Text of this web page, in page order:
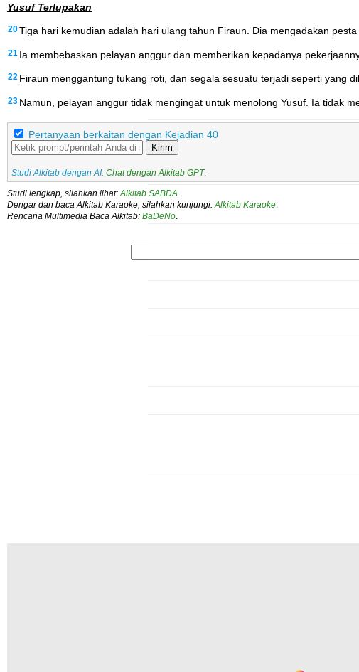
Yusuf Terlupakan
20Tiga hari kemudian adalah hari ulang tahun Firaun. Dia mengadakan
21 Ia membebaskan pelayan anggur dan memberikan kepadanya
22 Firaun menggantung tukang roti, dan segala sesuatu terjadi seperti yang
23 Namun, pelayan anggur tidak mengingat untuk menolong Yusuf. Ia tidak
Pertanyaan berkaitan dengan Kejadian 40
Kirim
Studi Alkitab dengan AI: Chat dengan Alkitab GPT.
Studi lengkap, silahkan lihat: Alkitab SABDA
Dengar dan baca Alkitab Karaoke, silahkan kunjungi: Alkitab Karaoke
Rencana Multimedia Baca Alkitab: BaDeNo